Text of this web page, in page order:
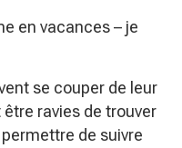
en vacances – je
se couper de leur
ravies de trouver
de suivre